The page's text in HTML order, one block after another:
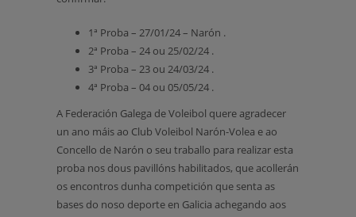
1ª Proba – 27/01/24 – Narón .
2ª Proba – 24 ou 25/02/24 .
3ª Proba – 23 ou 24/03/24 .
4ª Proba – 04 ou 05/05/24 .
A Federación Galega de Voleibol quere agradecer
un ano máis ao Club Voleibol Narón-Volea e ao
Concello de Narón o seu traballo para realizar esta
proba nos dous pavillóns habilitados, que acollerán
os encontros dunha competición que senta as
bases do noso deporte en Galicia achegando aos